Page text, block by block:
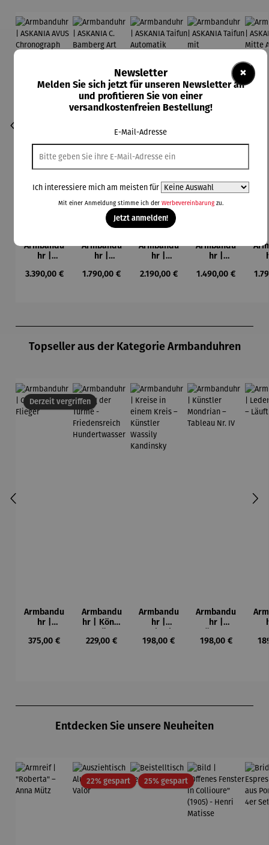
Armbandu
hr |
AVUS
Regulärer Preis:
3.390,00 €
Armbandu
hr |
C.
Regulärer Preis:
1.790,00 €
Armbandu
hr |
Taifun
Regulärer Preis:
2.190,00 €
Armbandu
hr |
Taifun mit
Regulärer Preis:
1.490,00 €
Topseller aus der Kategorie Armbanduhren
Derzeit vergriffen
Armbandu
hr |
ph –
Regulärer Preis:
375,00 €
Armbandu
hr | König
-
Regulärer Preis:
229,00 €
Armbandu
hr |
einem
Regulärer Preis:
198,00 €
Armbandu
hr |
Mondrian
Regulärer Preis:
198,00 €
Entdecken Sie unsere Neuheiten
22% gespartRabatt25% gespartRabatt
×
Newsletter
Melden Sie sich jetzt für unseren Newsletter an
und profitieren Sie von einer
versandkostenfreien Bestellung!
E-Mail-Adresse
Ich interessiere mich am meisten für
Mit einer Anmeldung stimme ich der Werbevereinbarungzu.
Jetzt anmelden!